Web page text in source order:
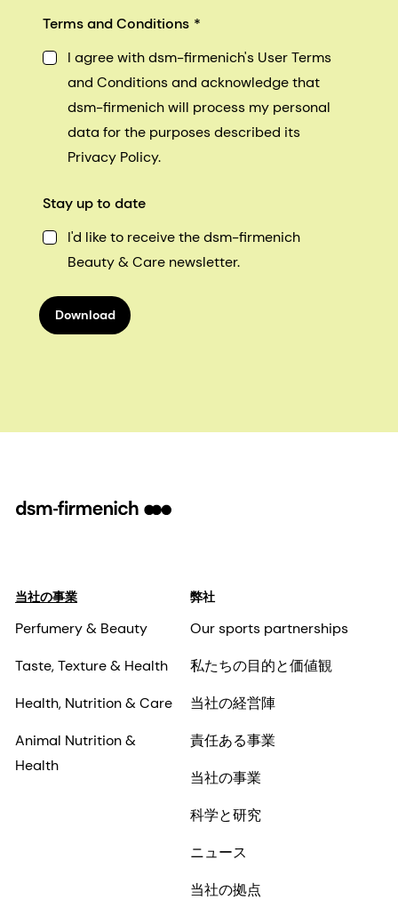
Terms and Conditions
I agree with dsm-firmenich's User Terms
and Conditions and acknowledge that
dsm-firmenich will process my personal
data for the purposes described its
Privacy Policy.
Stay up to date
I'd like to receive the dsm-firmenich
Beauty & Care newsletter.
Download
当社の事業
Perfumery & Beauty
Taste, Texture & Health
Health, Nutrition & Care
Animal Nutrition &
Health
弊社
Our sports partnerships
私たちの目的と価値観
当社の経営陣
責任ある事業
当社の事業
科学と研究
ニュース
当社の拠点